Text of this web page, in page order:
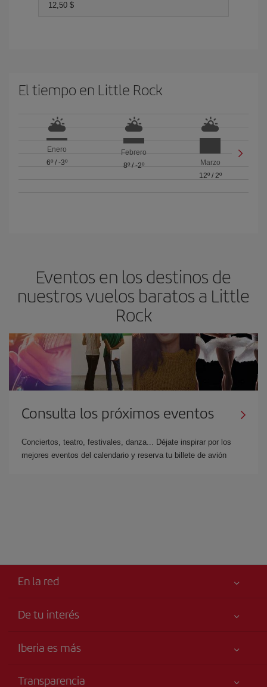
12,50 $
El tiempo en Little Rock
Enero
6º/ -3º
Febrero
8º/ -2º
Marzo
12º/ 2º
Eventos en los destinos de
nuestros vuelos baratos a Little
Rock
Consulta los próximos eventos
Conciertos, teatro, festivales, danza... Déjate inspirar por los
mejores eventos del calendario y reserva tu billete de avión
En la red
De tu interés
Accesibilidad
Iberia es más
Transparencia